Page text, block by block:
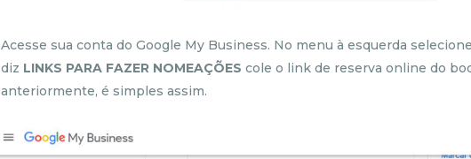
Acesse sua conta do Google My Business. No menu à esquerda
diz LINKS PARA FAZER NOMEAÇÕES cole o link de reserva online do
anteriormente, é simples assim.